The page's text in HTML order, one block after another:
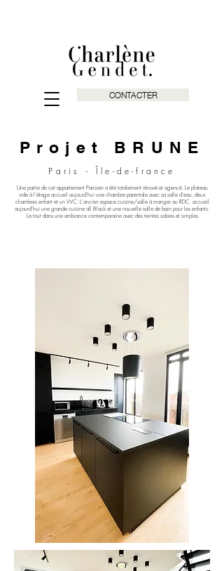
CONTACTER
Projet BRUNE
Paris - Île-de-france
Une partie de cet appartement Parisien a été totalement rénové et agencé. Le plateau
vide à l'étage accueil aujourd'hui une chambre parentale avec sa salle d'eau, deux
chambres enfant et un WC.L'ancien espace cuisine/salle à manger au RDC accueil
aujourd'hui une grande cuisine all Black et une nouvelle salle de bain pour les enfants.
Le tout dans une ambiance contemporaine avec des teintes sobres et simples